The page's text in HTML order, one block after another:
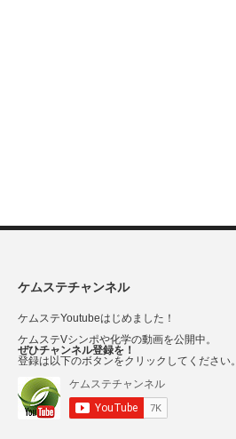
ケムステチャンネル
ケムステYoutubeはじめました！
ケムステVシンポや化学の動画を公開中。
ぜひチャンネル登録を！
登録は以下のボタンをクリックしてください。